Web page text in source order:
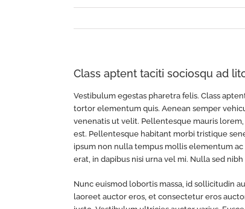
Class aptent taciti sociosqu ad
Vestibulum egestas pharetra felis. Class
tortor elementum quis. Aenean semper
venenatis ut velit. Pellentesque mauris
est. Pellentesque habitant morbi tristique
ipsum non nulla tempus mollis elementum
erat, in dapibus nisi urna vel mi. Nulla sed
Nunc euismod lobortis massa, id sollicitudin
laoreet auctor eros, et consectetur eros